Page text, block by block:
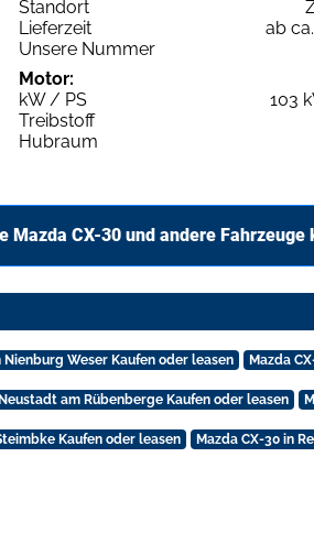
Standort
Lieferzeit
ab
Unsere Nummer
Motor:
kW / PS
103
Treibstoff
Hubraum
Mazda CX-30 und andere Fahrzeuge
Nienburg Weser Kaufen oder leasen Mazda
am Rübenberge Kaufen oder leasen
Kaufen oder leasen Mazda CX-30 in